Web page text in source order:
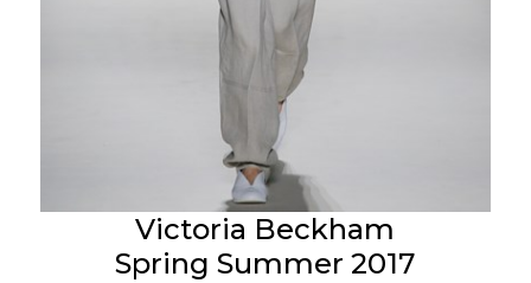
Victoria Beckham
Spring Summer 2017